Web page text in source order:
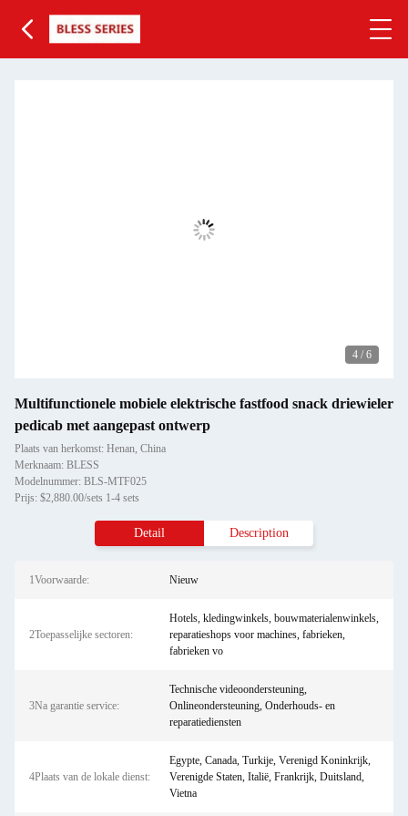
4 / 6
Multifunctionele mobiele elektrische fastfood snack driewieler
pedicab met aangepast ontwerp
Plaats van herkomst: Henan, China
Merknaam: BLESS
Modelnummer: BLS-MTF025
Prijs: $2,880.00/sets 1-4 sets
Detail Description
1Voorwaarde: Nieuw
2Toepasselijke sectoren:
Hotels, kledingwinkels, bouwmaterialenwinkels,
reparatieshops voor machines, fabrieken,
fabrieken vo
3Na garantie service:
Technische videoondersteuning,
Onlineondersteuning, Onderhouds- en
reparatiediensten
4Plaats van de lokale dienst:
Egypte, Canada, Turkije, Verenigd Koninkrijk,
Verenigde Staten, Italië, Frankrijk, Duitsland,
Vietna